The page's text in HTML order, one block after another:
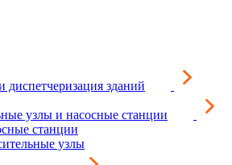
диспетчеризация зданий
узлы и насосные станции
станции
узлы